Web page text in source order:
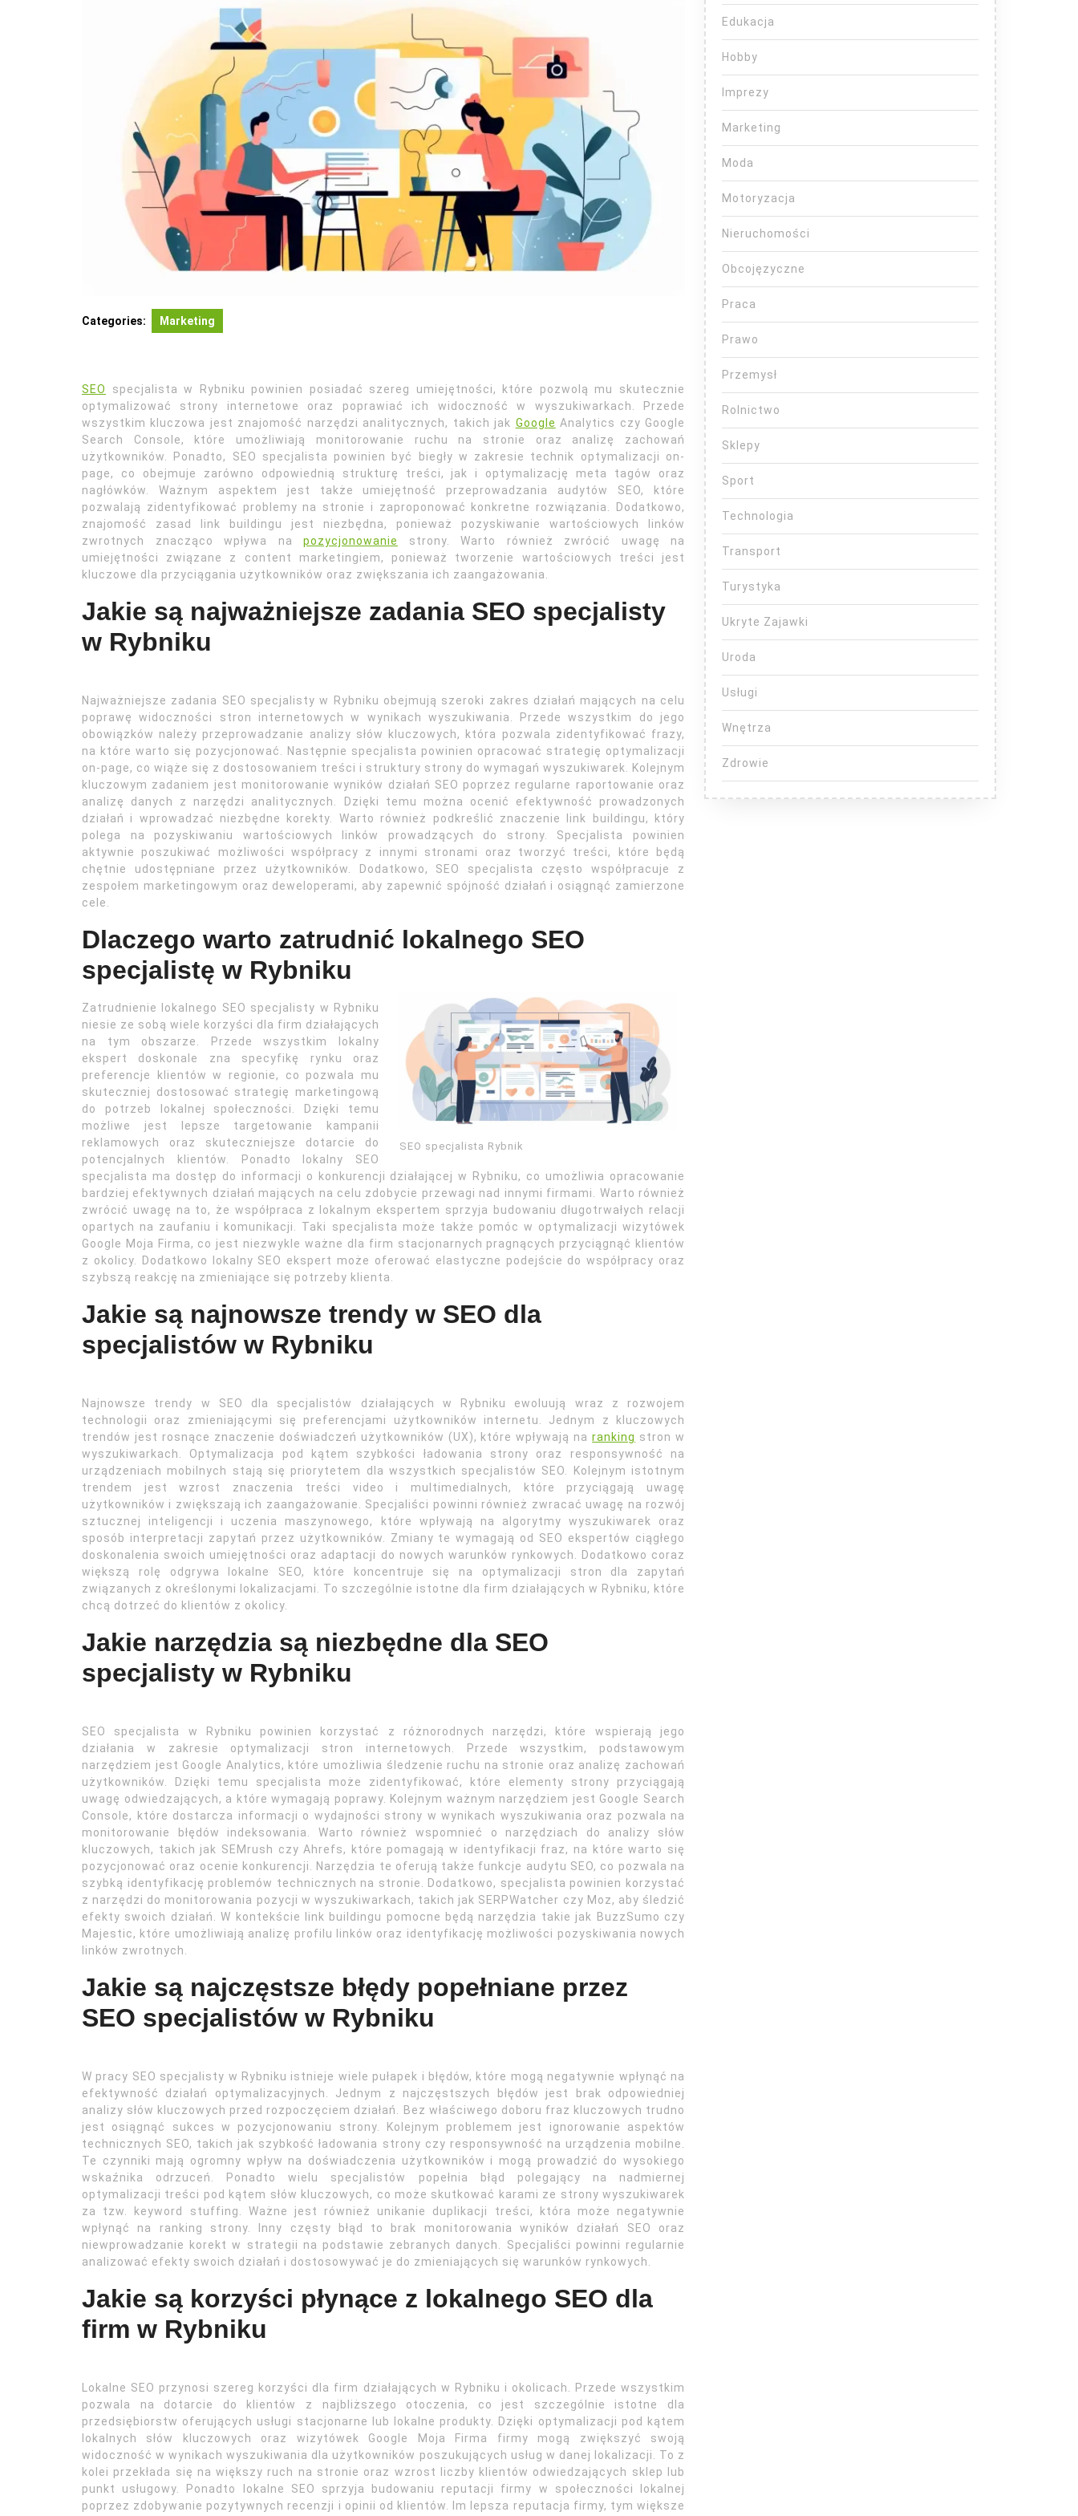
Categories: Marketing
SEO
specjalista w Rybniku powinien posiadać szereg umiejętności, które pozwolą mu skutecznie
optymalizować strony internetowe oraz poprawiać ich widoczność w wyszukiwarkach. Przede
wszystkim kluczowa jest znajomość narzędzi analitycznych, takich jak Google Analytics czy Google
Search Console, które umożliwiają monitorowanie ruchu na stronie oraz analizę zachowań
użytkowników. Ponadto, SEO specjalista powinien być biegły w zakresie technik optymalizacji on-
page, co obejmuje zarówno odpowiednią strukturę treści, jak i optymalizację meta tagów oraz
nagłówków. Ważnym aspektem jest także umiejętność przeprowadzania audytów SEO, które
pozwalają zidentyfikować problemy na stronie i zaproponować konkretne rozwiązania. Dodatkowo,
znajomość zasad link buildingu jest niezbędna, ponieważ pozyskiwanie wartościowych linków
zwrotnych znacząco wpływa na pozycjonowanie
strony. Warto również zwrócić uwagę na
umiejętności związane z content marketingiem, ponieważ tworzenie wartościowych treści jest
kluczowe dla przyciągania użytkowników oraz zwiększania ich zaangażowania.
Jakie są najważniejsze zadania SEO specjalisty
w Rybniku
Najważniejsze zadania SEO specjalisty w Rybniku obejmują szeroki zakres działań mających na celu
poprawę widoczności stron internetowych w wynikach wyszukiwania. Przede wszystkim do jego
obowiązków należy przeprowadzanie analizy słów kluczowych, która pozwala zidentyfikować frazy,
na które warto się pozycjonować. Następnie specjalista powinien opracować strategię optymalizacji
on-page, co wiąże się z dostosowaniem treści i struktury strony do wymagań wyszukiwarek. Kolejnym
kluczowym zadaniem jest monitorowanie wyników działań SEO poprzez regularne raportowanie oraz
analizę danych z narzędzi analitycznych. Dzięki temu można ocenić efektywność prowadzonych
działań i wprowadzać niezbędne korekty. Warto również podkreślić znaczenie link buildingu, który
polega na pozyskiwaniu wartościowych linków prowadzących do strony. Specjalista powinien
aktywnie poszukiwać możliwości współpracy z innymi stronami oraz tworzyć treści, które będą
chętnie udostępniane przez użytkowników. Dodatkowo, SEO specjalista często współpracuje z
zespołem marketingowym oraz deweloperami, aby zapewnić spójność działań i osiągnąć zamierzone
cele.
Dlaczego warto zatrudnić lokalnego SEO
specjalistę w Rybniku
SEO specjalista Rybnik
Zatrudnienie lokalnego SEO specjalisty w Rybniku
niesie ze sobą wiele korzyści dla firm działających
na tym obszarze. Przede wszystkim lokalny
ekspert doskonale zna specyfikę rynku oraz
preferencje klientów w regionie, co pozwala mu
skuteczniej dostosować strategię marketingową
do potrzeb lokalnej społeczności. Dzięki temu
możliwe jest lepsze targetowanie kampanii
reklamowych oraz skuteczniejsze dotarcie do
potencjalnych klientów. Ponadto lokalny SEO
specjalista ma dostęp do informacji o konkurencji działającej w Rybniku, co umożliwia opracowanie
bardziej efektywnych działań mających na celu zdobycie przewagi nad innymi firmami. Warto również
zwrócić uwagę na to, że współpraca z lokalnym ekspertem sprzyja budowaniu długotrwałych relacji
opartych na zaufaniu i komunikacji. Taki specjalista może także pomóc w optymalizacji wizytówek
Google Moja Firma, co jest niezwykle ważne dla firm stacjonarnych pragnących przyciągnąć klientów
z okolicy. Dodatkowo lokalny SEO ekspert może oferować elastyczne podejście do współpracy oraz
szybszą reakcję na zmieniające się potrzeby klienta.
Jakie są najnowsze trendy w SEO dla
specjalistów w Rybniku
Najnowsze trendy w SEO dla specjalistów działających w Rybniku ewoluują wraz z rozwojem
technologii oraz zmieniającymi się preferencjami użytkowników internetu. Jednym z kluczowych
trendów jest rosnące znaczenie doświadczeń użytkowników (UX), które wpływają naranking stron w
wyszukiwarkach. Optymalizacja pod kątem szybkości ładowania strony oraz responsywność na
urządzeniach mobilnych stają się priorytetem dla wszystkich specjalistów SEO. Kolejnym istotnym
trendem jest wzrost znaczenia treści video i multimedialnych, które przyciągają uwagę
użytkowników i zwiększają ich zaangażowanie. Specjaliści powinni również zwracać uwagę na rozwój
sztucznej inteligencji i uczenia maszynowego, które wpływają na algorytmy wyszukiwarek oraz
sposób interpretacji zapytań przez użytkowników. Zmiany te wymagają od SEO ekspertów ciągłego
doskonalenia swoich umiejętności oraz adaptacji do nowych warunków rynkowych. Dodatkowo coraz
większą rolę odgrywa lokalne SEO, które koncentruje się na optymalizacji stron dla zapytań
związanych z określonymi lokalizacjami. To szczególnie istotne dla firm działających w Rybniku, które
chcą dotrzeć do klientów z okolicy.
Jakie narzędzia są niezbędne dla SEO
specjalisty w Rybniku
SEO specjalista w Rybniku powinien korzystać z różnorodnych narzędzi, które wspierają jego
działania w zakresie optymalizacji stron internetowych. Przede wszystkim, podstawowym
narzędziem jest Google Analytics, które umożliwia śledzenie ruchu na stronie oraz analizę zachowań
użytkowników. Dzięki temu specjalista może zidentyfikować, które elementy strony przyciągają
uwagę odwiedzających, a które wymagają poprawy. Kolejnym ważnym narzędziem jest Google Search
Console, które dostarcza informacji o wydajności strony w wynikach wyszukiwania oraz pozwala na
monitorowanie błędów indeksowania. Warto również wspomnieć o narzędziach do analizy słów
kluczowych, takich jak SEMrush czy Ahrefs, które pomagają w identyfikacji fraz, na które warto się
pozycjonować oraz ocenie konkurencji. Narzędzia te oferują także funkcje audytu SEO, co pozwala na
szybką identyfikację problemów technicznych na stronie. Dodatkowo, specjalista powinien korzystać
z narzędzi do monitorowania pozycji w wyszukiwarkach, takich jak SERPWatcher czy Moz, aby śledzić
efekty swoich działań. W kontekście link buildingu pomocne będą narzędzia takie jak BuzzSumo czy
Majestic, które umożliwiają analizę profilu linków oraz identyfikację możliwości pozyskiwania nowych
linków zwrotnych.
Jakie są najczęstsze błędy popełniane przez
SEO specjalistów w Rybniku
W pracy SEO specjalisty w Rybniku istnieje wiele pułapek i błędów, które mogą negatywnie wpłynąć na
efektywność działań optymalizacyjnych. Jednym z najczęstszych błędów jest brak odpowiedniej
analizy słów kluczowych przed rozpoczęciem działań. Bez właściwego doboru fraz kluczowych trudno
jest osiągnąć sukces w pozycjonowaniu strony. Kolejnym problemem jest ignorowanie aspektów
technicznych SEO, takich jak szybkość ładowania strony czy responsywność na urządzenia mobilne.
Te czynniki mają ogromny wpływ na doświadczenia użytkowników i mogą prowadzić do wysokiego
wskaźnika odrzuceń. Ponadto wielu specjalistów popełnia błąd polegający na nadmiernej
optymalizacji treści pod kątem słów kluczowych, co może skutkować karami ze strony wyszukiwarek
za tzw. keyword stuffing. Ważne jest również unikanie duplikacji treści, która może negatywnie
wpłynąć na ranking strony. Inny częsty błąd to brak monitorowania wyników działań SEO oraz
niewprowadzanie korekt w strategii na podstawie zebranych danych. Specjaliści powinni regularnie
analizować efekty swoich działań i dostosowywać je do zmieniających się warunków rynkowych.
Jakie są korzyści płynące z lokalnego SEO dla
firm w Rybniku
Lokalne SEO przynosi szereg korzyści dla firm działających w Rybniku i okolicach. Przede wszystkim
pozwala na dotarcie do klientów z najbliższego otoczenia, co jest szczególnie istotne dla
przedsiębiorstw oferujących usługi stacjonarne lub lokalne produkty. Dzięki optymalizacji pod kątem
lokalnych słów kluczowych oraz wizytówek Google Moja Firma firmy mogą zwiększyć swoją
widoczność w wynikach wyszukiwania dla użytkowników poszukujących usług w danej lokalizacji. To z
kolei przekłada się na większy ruch na stronie oraz wzrost liczby klientów odwiedzających sklep lub
punkt usługowy. Ponadto lokalne SEO sprzyja budowaniu reputacji firmy w społeczności lokalnej
poprzez zdobywanie pozytywnych recenzji i opinii od klientów. Im lepsza reputacja firmy, tym większe
Edukacja
Hobby
Imprezy
Marketing
Moda
Motoryzacja
Nieruchomości
Obcojęzyczne
Praca
Prawo
Przemysł
Rolnictwo
Sklepy
Sport
Technologia
Transport
Turystyka
Ukryte Zajawki
Uroda
Usługi
Wnętrza
Zdrowie